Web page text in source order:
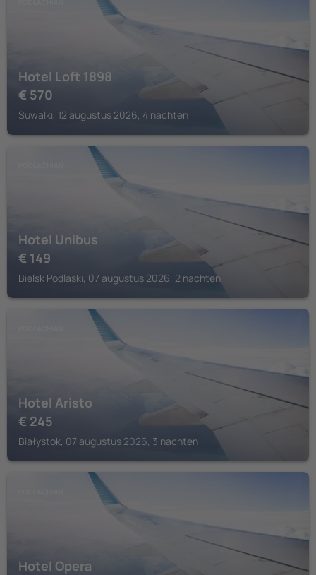
Hotel Loft 1898
€ 570
Suwalki, 12 augustus 2026, 4 nachten
Hotel Unibus
€ 149
Bielsk Podlaski, 07 augustus 2026, 2 nachten
Hotel Aristo
€ 245
Białystok, 07 augustus 2026, 3 nachten
Hotel Opera